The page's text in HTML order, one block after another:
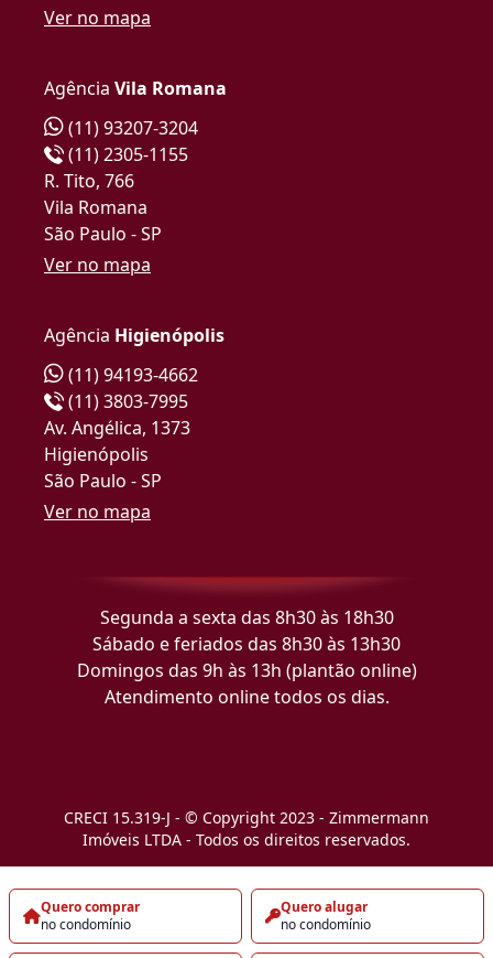
Quero comprar
no condomínio
Quero alugar
no condomínio
Ver no mapa
Agência Vila Romana
(11) 93207-3204
(11) 2305-1155
R. Tito, 766
Vila Romana
São Paulo - SP
Ver no mapa
Agência Higienópolis
(11) 94193-4662
(11) 3803-7995
Av. Angélica, 1373
Higienópolis
São Paulo - SP
Ver no mapa
Segunda a sexta das 8h30 às 18h30
Sábado e feriados das 8h30 às 13h30
Domingos das 9h às 13h (plantão online)
Atendimento online todos os dias.
CRECI 15.319-J - © Copyright 2023 - Zimmermann
Imóveis LTDA - Todos os direitos reservados.